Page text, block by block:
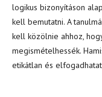
logikus bizonyításon
kell bemutatni. A
kell közölnie ahhoz,
megismételhessék.
etikátlan és